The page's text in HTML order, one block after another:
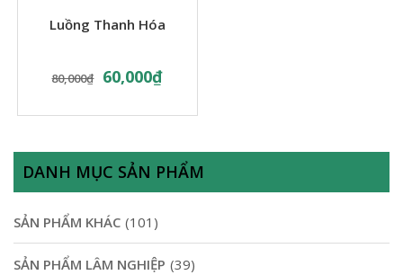
Luồng Thanh Hóa
80,000₫ 60,000₫
DANH MỤC SẢN PHẨM
SẢN PHẨM KHÁC (101)
SẢN PHẨM LÂM NGHIỆP (39)